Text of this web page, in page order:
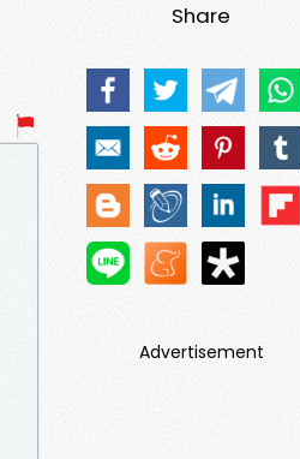
Share
Advertisement